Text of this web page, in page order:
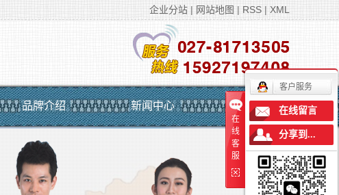
企业分站 | 网站地图 | RSS | XML
品牌介绍 新闻中心 联系我们
在
线
客
服
客户服务
在线留言
分享到...